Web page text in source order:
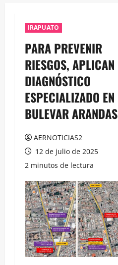
IRAPUATO
PARA PREVENIR
RIESGOS, APLICAN
DIAGNÓSTICO
ESPECIALIZADO EN
BULEVAR ARANDAS
AERNOTICIAS2
12 de julio de 2025
2 minutos de lectura